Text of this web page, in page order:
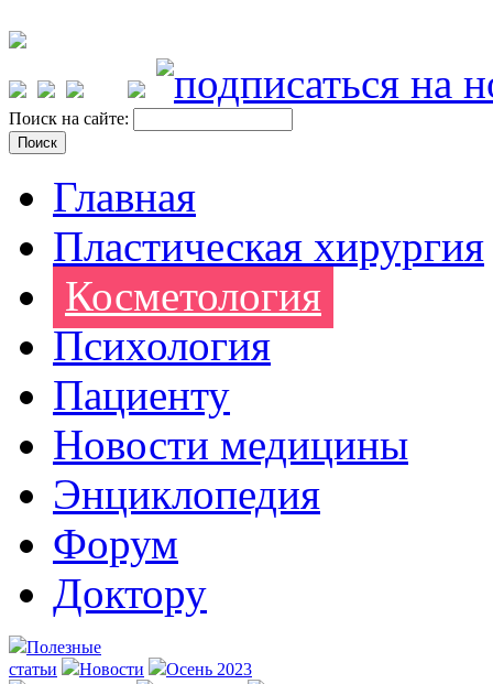
Поиск на сайте:
Главная
Пластическая хирургия
Косметология
Психология
Пациенту
Новости медицины
Энциклопедия
Форум
Доктору
Полезные
статьи
Новости
Осень 2023